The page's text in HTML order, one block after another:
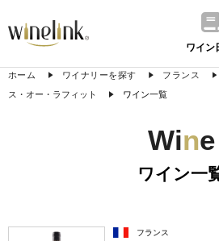
ワイン
ホーム ワイナリーを探す フランス
ス・オー・ラフィット
ワイン一覧
Wine
ワイン一
フランス